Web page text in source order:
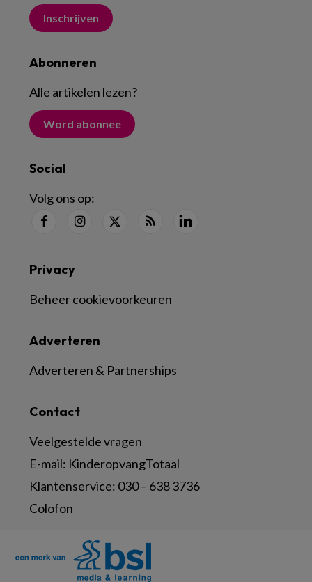
Inschrijven
Abonneren
Alle artikelen lezen?
Word abonnee
Social
Volg ons op:
Contact
Veelgestelde vragen
E-mail: KinderopvangTotaal
Klantenservice: 030 – 638 3736
Colofon
Adverteren
Adverteren & Partnerships
Privacy
Beheer cookievoorkeuren